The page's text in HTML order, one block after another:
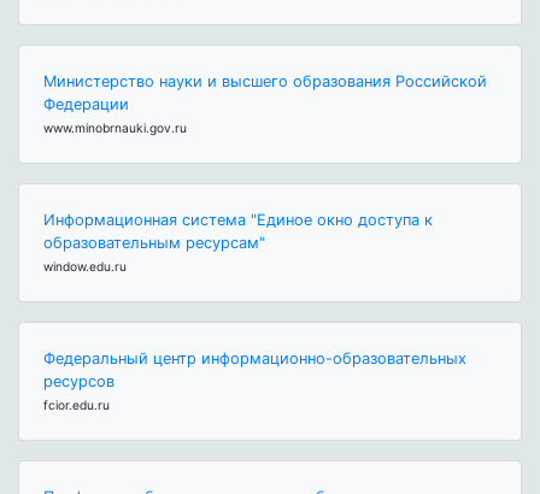
Министерство науки и высшего образования Российской
Федерации
www.minobrnauki.gov.ru
Информационная система "Единое окно доступа к
образовательным ресурсам"
window.edu.ru
Федеральный центр информационно-образовательных
ресурсов
fcior.edu.ru